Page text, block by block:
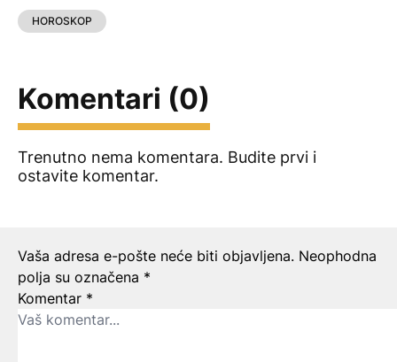
HOROSKOP
Komentari (0)
Trenutno nema komentara. Budite prvi i
ostavite komentar.
Ostavite odgovor
Vaša adresa e-pošte neće biti objavljena. Neophodna
polja su označena *
Komentar *